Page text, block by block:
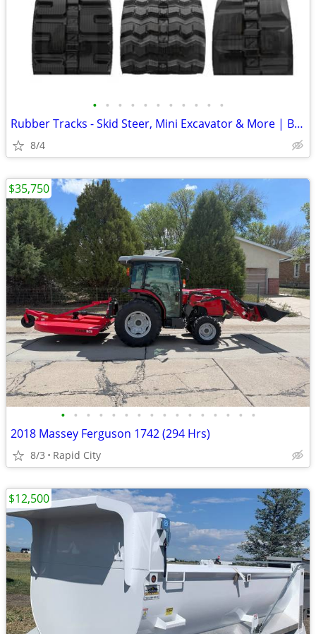
• • • • • • • • • • •
Rubber Tracks - Skid Steer, Mini Excavator & More | Best Prices
8/4
• • • • • • • • • • • • • • • •
2018 Massey Ferguson 1742 (294 Hrs)
8/3 Rapid City
$35,750
$12,500